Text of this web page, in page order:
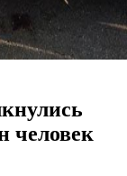
человек